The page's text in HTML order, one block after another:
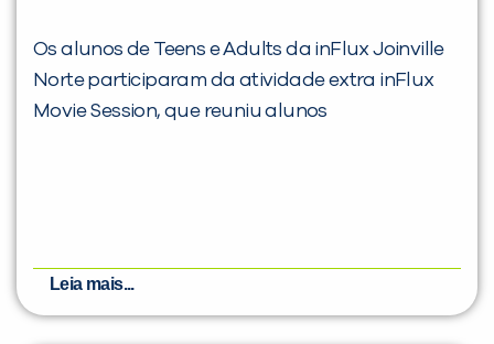
Os alunos de Teens e Adults da inFlux Joinville
Norte participaram da atividade extra inFlux
Movie Session, que reuniu alunos
Leia mais...